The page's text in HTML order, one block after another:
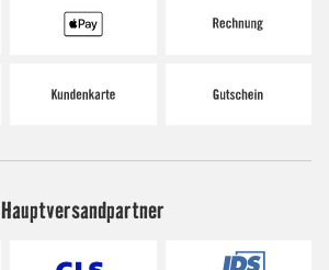
Hauptversandpartner